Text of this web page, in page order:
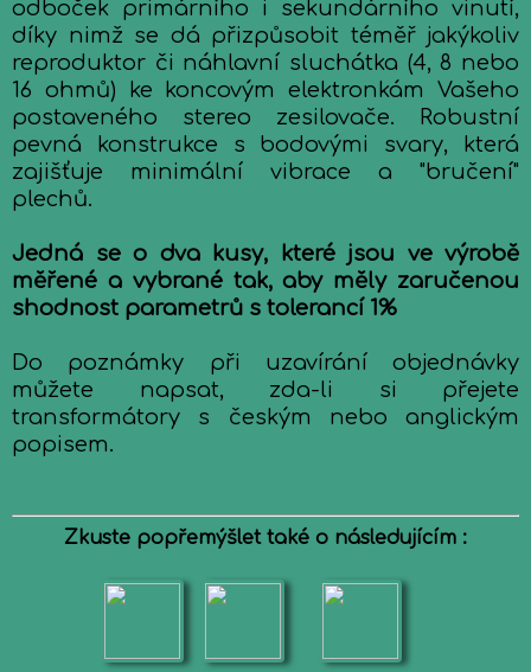
odboček primárního i sekundárního vinutí,
díky nimž se dá přizpůsobit téměř jakýkoliv
reproduktor či náhlavní sluchátka (4, 8 nebo
16 ohmů) ke koncovým elektronkám Vašeho
postaveného stereo zesilovače. Robustní
pevná konstrukce s bodovými svary, která
zajišťuje minimální vibrace a "bručení"
plechů.
Jedná se o dva kusy, které jsou ve výrobě
měřené a vybrané tak, aby měly zaručenou
shodnost parametrů s tolerancí 1%
Do poznámky při uzavírání objednávky
můžete napsat, zda-li si přejete
transformátory s českým nebo anglickým
popisem.
Zkuste popřemýšlet také o následujícím :